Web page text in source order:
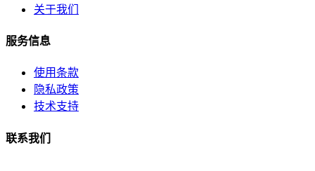
关于我们
服务信息
使用条款
隐私政策
技术支持
联系我们